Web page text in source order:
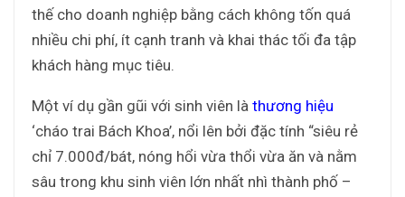
thế cho doanh nghiệp bằng cách không tốn quá
nhiều chi phí, ít cạnh tranh và khai thác tối đa tập
khách hàng mục tiêu.
Một ví dụ gần gũi với sinh viên là thương hiệu
‘cháo trai Bách Khoa’, nổi lên bởi đặc tính “siêu rẻ
chỉ 7.000đ/bát, nóng hổi vừa thổi vừa ăn và nằm
sâu trong khu sinh viên lớn nhất nhì thành phố –